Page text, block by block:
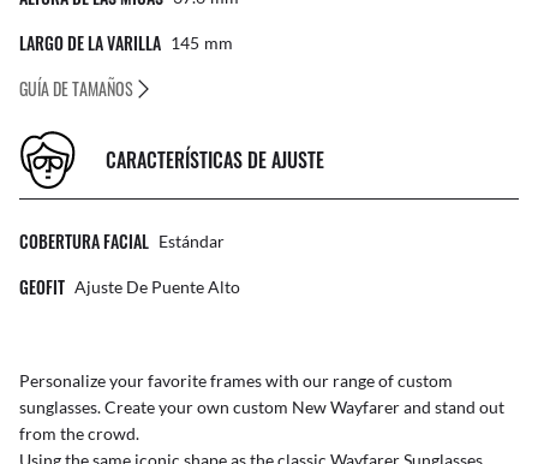
LARGO DE LA VARILLA 145 Mm
GUÍA DE TAMAÑOS
CARACTERÍSTICAS DE AJUSTE
COBERTURA FACIAL Estándar
GEOFIT Ajuste De Puente Alto
Personalize your favorite frames with our range ofcustom
sunglasses. Create your own custom New Wayfarerand stand out
from the crowd.